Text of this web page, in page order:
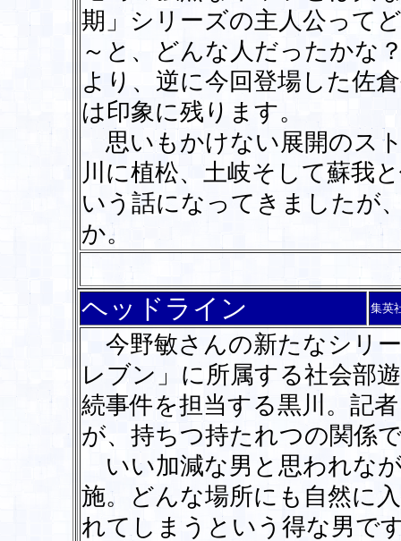
期」シリーズの主人公って
～と、どんな人だったかな
より、逆に今回登場した佐
は印象に残ります。
思いもかけない展開のス
川に植松、土岐そして蘇我
いう話になってきましたが
か。
ヘッドライン 集英
今野敏さんの新たなシリ
レブン」に所属する社会部
続事件を担当する黒川。記
が、持ちつ持たれつの関係
いい加減な男と思われな
施。どんな場所にも自然に
れてしまうという得な男で